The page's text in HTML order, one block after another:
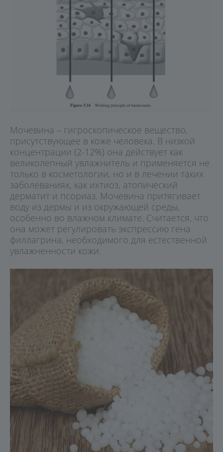
Мочевина – гигроскопическое вещество,
присутствующее в коже человека. В низкой
концентрации (2-12%) она действует как
великолепный увлажнитель и применяется не
только в косметологии, но и в лечении таких
заболеваниях, как ихтиоз, атопический
дерматит и псориаз. Мочевина притягивает
воду из дермы и из окружающей среды,
особенно во влажном климате. Считается, что
она может регулировать экспрессию гена
филлагрина, необходимого для естественной
увлажненности кожи.